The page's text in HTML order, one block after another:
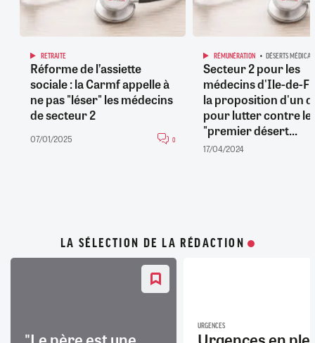
RETRAITE
Réforme de l’assiette
sociale : la Carmf appelle à
ne pas "léser" les médecins
de secteur 2
07/01/2025 0
RÉMUNÉRATION DÉSERTS
Secteur 2 pour les
médecins d'Ile-de-
la proposition d'un
pour lutter contre le
"premier désert...
17/04/2024
LA SÉLECTION DE LA RÉDACTION
URGENCES